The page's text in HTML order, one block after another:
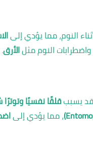
النوم، مما يؤدي إلى
واضطرابات النوم مثلالأرق.
يسببقلقًا نفسيًا
، مما يؤدي إلى